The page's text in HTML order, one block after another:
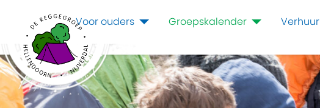
Voor ouders Groepskalender Verhuur